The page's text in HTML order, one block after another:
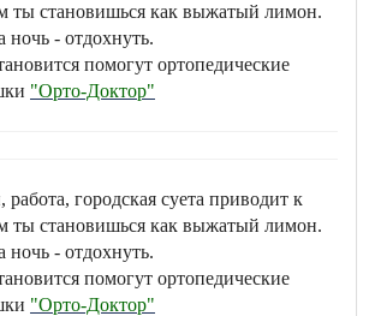
ты становишься как выжатый лимон.
ночь - отдохнуть.
помогут ортопедические
"Орто-Доктор"
работа, городская суета приводит к
ты становишься как выжатый лимон.
ночь - отдохнуть.
помогут ортопедические
"Орто-Доктор"